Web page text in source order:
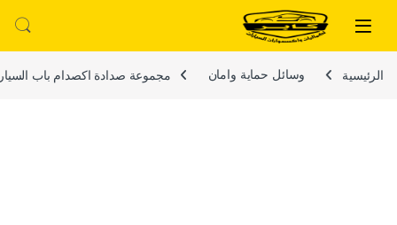
تخطي إلى المحتوى
الرئيسية وسائل حماية وامان مجموعة صدادة اكصدام باب السيارة ، لتوفير حماية